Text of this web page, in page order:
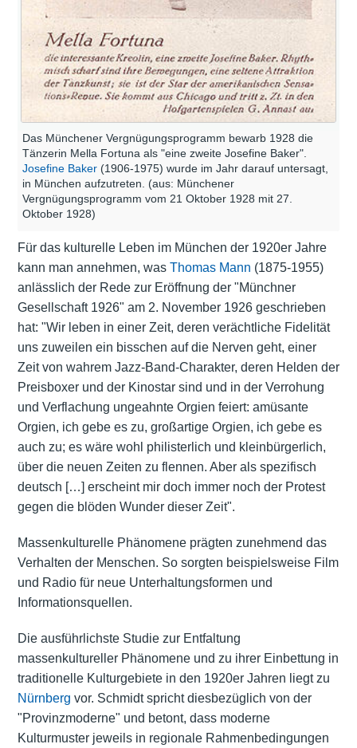
Das Münchener Vergnügungsprogramm bewarb 1928 die
Tänzerin Mella Fortuna als "eine zweite Josefine Baker".
Josefine Baker (1906-1975) wurde im Jahr darauf untersagt,
in München aufzutreten. (aus: Münchener
Vergnügungsprogramm vom 21 Oktober 1928 mit 27.
Oktober 1928)
Für das kulturelle Leben im München der 1920er Jahre
kann man annehmen, was Thomas Mann (1875-1955)
anlässlich der Rede zur Eröffnung der "Münchner
Gesellschaft 1926" am 2. November 1926 geschrieben
hat: "Wir leben in einer Zeit, deren verächtliche Fidelität
uns zuweilen ein bisschen auf die Nerven geht, einer
Zeit von wahrem Jazz-Band-Charakter, deren Helden der
Preisboxer und der Kinostar sind und in der Verrohung
und Verflachung ungeahnte Orgien feiert: amüsante
Orgien, ich gebe es zu, großartige Orgien, ich gebe es
auch zu; es wäre wohl philisterlich und kleinbürgerlich,
über die neuen Zeiten zu flennen. Aber als spezifisch
deutsch […] erscheint mir doch immer noch der Protest
gegen die blöden Wunder dieser Zeit".
Massenkulturelle Phänomene prägten zunehmend das
Verhalten der Menschen. So sorgten beispielsweise Film
und Radio für neue Unterhaltungsformen und
Informationsquellen.
Die ausführlichste Studie zur Entfaltung
massenkultureller Phänomene und zu ihrer Einbettung in
traditionelle Kulturgebiete in den 1920er Jahren liegt zu
Nürnberg vor. Schmidt spricht diesbezüglich von der
"Provinzmoderne" und betont, dass moderne
Kulturmuster jeweils in regionale Rahmenbedingungen